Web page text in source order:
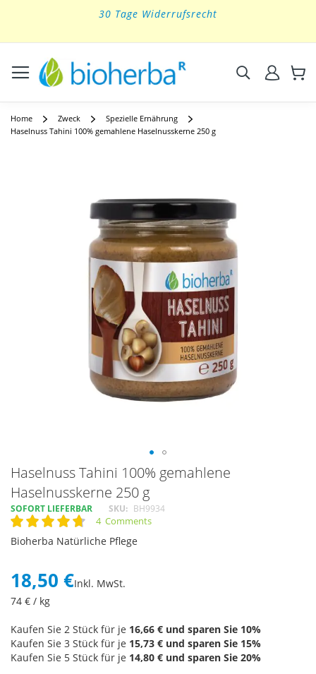
to
30 Tage Widerrufsrecht
Suchen
Home Zweck
Spezielle Ernährung
Haselnuss Tahini 100% gemahlene Haselnusskerne 250 g
Haselnuss Tahini 100% gemahlene
Haselnusskerne 250 g
SOFORT LIEFERBAR SKU BH9934
Rating: 4 Comments
Bioherba Natürliche Pflege
18,50 €Inkl. MwSt.
74 € / kg
Kaufen Sie 2 Stück für je 16,66 € und sparen Sie 10%
Kaufen Sie 3 Stück für je 15,73 € und sparen Sie 15%
Kaufen Sie 5 Stück für je 14,80 € und sparen Sie 20%
Skip
the
beginning
of
the